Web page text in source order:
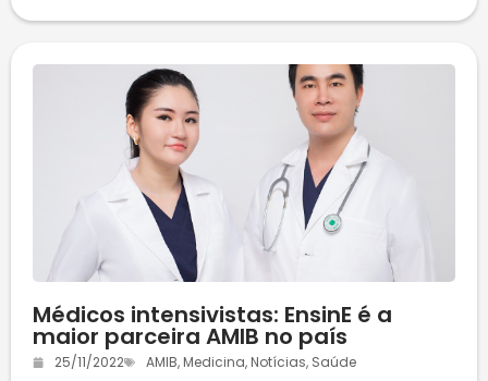
Médicos intensivistas: EnsinE é a
maior parceira AMIB no país
25/11/2022 AMIB, Medicina, Notícias, Saúde